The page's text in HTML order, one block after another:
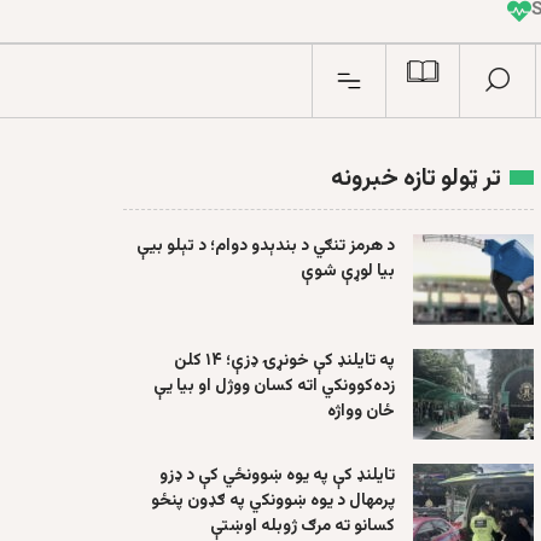
n
I
تر ټولو تازه خبرونه
د هرمز تنګي د بندېدو دوام؛ د تېلو بیې
بیا لوړې شوې
په تایلنډ کې خونړۍ ډزې؛ ۱۴ کلن
زده‌کوونکي اته کسان ووژل او بیا یې
ځان وواژه
تایلنډ کې په یوه ښوونځي کې د ډزو
پرمهال د یوه ښوونکي په ګډون پنځو
کسانو ته مرګ ژوبله اوښتې